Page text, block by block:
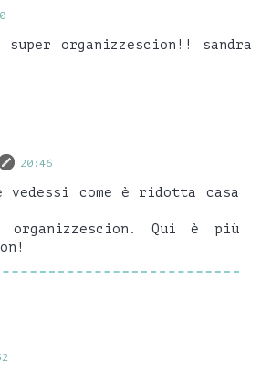
organizzescion!! sandra
20:46
vedessi come è ridotta casa
organizzescion. Qui è più